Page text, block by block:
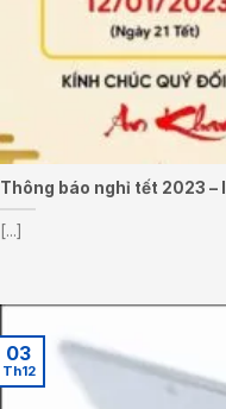
Thông báo nghỉ tết 2023 –
[...]
03
Th12